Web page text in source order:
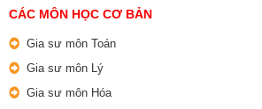
CÁC MÔN HỌC CƠ BẢN
Gia sư môn Toán
Gia sư môn Lý
Gia sư môn Hóa